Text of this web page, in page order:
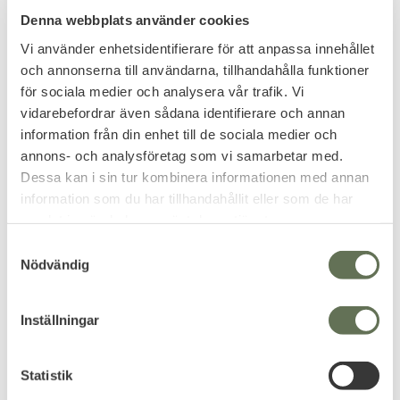
Denna webbplats använder cookies
Vi använder enhetsidentifierare för att anpassa innehållet
och annonserna till användarna, tillhandahålla funktioner
för sociala medier och analysera vår trafik. Vi
vidarebefordrar även sådana identifierare och annan
information från din enhet till de sociala medier och
annons- och analysföretag som vi samarbetar med.
Dessa kan i sin tur kombinera informationen med annan
information som du har tillhandahållit eller som de har
Nödvändig
Inställningar
Statistik
Omdömen
Lägg till i favoriter
Swiss Arms 130PSI Gas
No Silicone 760ml
119KR
Lägg till i favoriter
Swiss Arms Biologiska
Airsoftkulor 0,28g
229KR